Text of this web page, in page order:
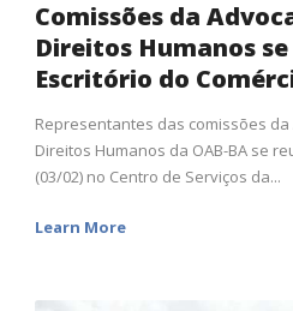
Comissões da
Direitos Humanos
Escritório do
Representantes das comissões da
Direitos Humanos da OAB-BA se
(03/02) no Centro de Serviços da...
Learn More